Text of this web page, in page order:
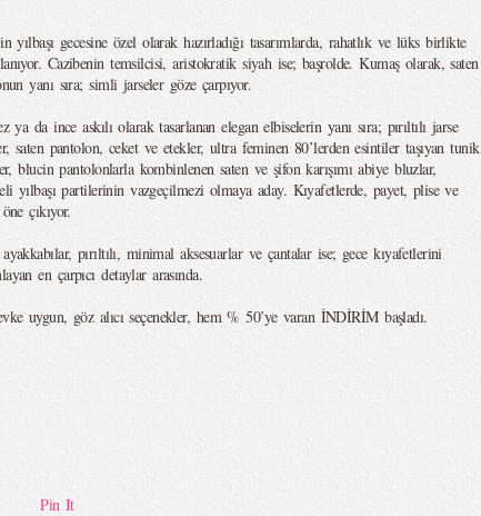
yılbaşı gecesine özel olarak hazırladığı tasarımlarda, rahatlık ve lüks birlikte
Cazibenin temsilcisi, aristokratik siyah ise; başrolde. Kumaş olarak, saten
yanı sıra; simli jarseler göze çarpıyor.
ya da ince askılı olarak tasarlanan elegan elbiselerin yanı sıra; pırıltılı jarse
saten pantolon, ceket ve etekler, ultra feminen 80’lerden esintiler taşıyan tunik
blucin pantolonlarla kombinlenen saten ve şifon karışımı abiye bluzlar,
yılbaşı partilerinin vazgeçilmezi olmaya aday. Kıyafetlerde, payet, plise ve
çıkıyor.
pırıltılı, minimal aksesuarlar ve çantalar ise; gece kıyafetlerini
en çarpıcı detaylar arasında.
uygun, göz alıcı seçenekler, hem % 50’ye varan İNDİRİM başladı.
Pin It